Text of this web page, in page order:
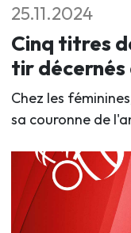
25.11.2024
Cinq titres
tir décernés
Chez les
sa couronne de